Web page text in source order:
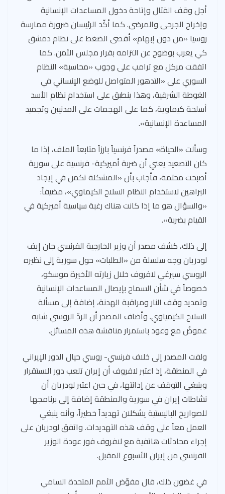
أجل وقف القتال وإتاحة دخول المساعدات الإنسانية
وإخراج الجرحى والمرضى. كما أكّد الرئيسان ضرورة ممارسة
روسيا «من دون إبهام» أقصى الضغط على نظام دمشق
كي يعرب بوضوح عن التزامه بقرار مجلس الأمن. كما
اتفقت مركل مع ترامب على وجوب «محاسبة» النظام
السوري على «التدهور المتواصل للوضع الإنساني في
الغوطة الشرقية، وهذا ينطبق على استخدام نظام الأسد
أسلحة كيماوية، كما على الهجمات على المدنيين وتجميد
المساعدة الإنسانية».
وسألت «الحياة» مصدراً فرنسياً بارزاً متابعاً الملف، إذا ما
كان التصعيد يعني أن ضربة أميركية- فرنسية على سورية
أصبحت محتمة، فأجاب بأن «المشكلة تكمن في إيجاد
البراهين لاستخدام النظام السلاح الكيماوي»، مضيفاً:
«والسؤال هو ما إذا كانت هناك رغبة سياسية أميركية في
القيام بضربة».
إلى ذلك، كشف مصدر أن وزير الخارجية الفرنسي جان إيف
لودريان وجه سلسلة من «الطلبات» حول سورية إلى نظيره
الروسي سيرغي لافروف خلال زيارته الأخيرة موسكو،
خصوصاً في شأن السماح بإيصال المساعدات الإنسانية
وتمديد وقف النار ومراقبة الهدنة، إضافة إلى مسألة
السلاح الكيمياوي. وأضاف المصدر أن الردّ الروسي شابه
غموضٌ مع وعود باستمرار مناقشة هذه المسائل.
ولفت المصدر إلى خلاف فرنسي- روسي حيال الدور الإيراني
في المنطقة، إذ اعتبر لافروف أن إيران تلعب دور الاستقرار
وينبغي التوقف عن إدانتها، في حين اعتبر لودريان أن
نشاطات إيران في سورية والمنطقة إضافة إلى برنامجها
للصواريخ الباليستية يشكلان تهديداً خطيراً، وأنه ينبغي
العمل معاً على وقف هذه التهديدات. واتفق لودريان على
إجراء محادثات هاتفية مع لافروف فور عودة الوزير
الفرنسي من إيران الأسبوع المقبل.
في غضون ذلك، قال مفوّض الأمم المتحدة السامي